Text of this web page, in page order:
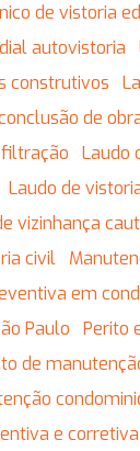
de vistoria
autovistoria
construtivos
de
Laudo de
vizinhança
civil
em
Paulo
de
e corretiva